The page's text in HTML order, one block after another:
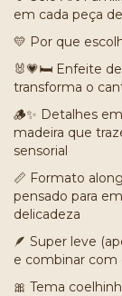
em cada peça
💛 Por que
🐰💗🛏️ Enfeite
transforma o
🪵✨ Detalhes
madeira que
sensorial
📏 Formato
pensado para
delicadeza
🪶 Super leve
e combinar com
🎀 Tema